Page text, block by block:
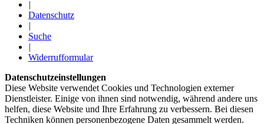
|
Datenschutz
|
Suche
|
Widerrufformular
Datenschutzeinstellungen
Diese Website verwendet Cookies und Technologien externer
Dienstleister. Einige von ihnen sind notwendig, während andere uns
helfen, diese Website und Ihre Erfahrung zu verbessern. Bei diesen
Techniken können personenbezogene Daten gesammelt werden.